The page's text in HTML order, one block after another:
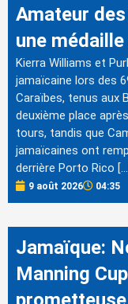
Amateur
une
Kierra Williams et
jamaïcaine lors des
Caraïbes, tenus aux
deuxième place
tours, tandis que
jamaïcaines ont
derrière Porto Rico
9 août 2026 04:35
Jamaïque:
Manning